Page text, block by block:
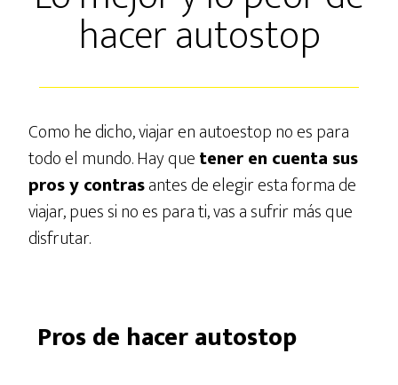
hacer autostop
Como he dicho, viajar en autoestop no es para
todo el mundo. Hay quetener en cuenta sus
pros y contrasantes de elegir esta forma de
viajar, pues si no es para ti, vas a sufrir más que
disfrutar.
Pros de hacer autostop